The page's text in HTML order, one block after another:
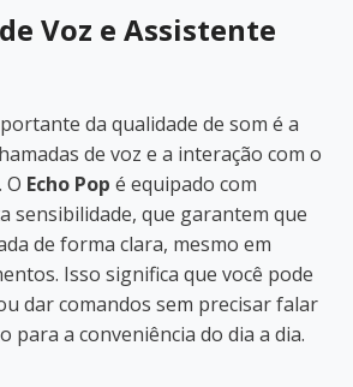
Voz e Assistente
da qualidade de som é a
de voz e a interação com o
O Echo Pop é equipado com
sensibilidade, que garantem que
de forma clara, mesmo em
Isso significa que você pode
dar comandos sem precisar falar
para a conveniência do dia a dia.